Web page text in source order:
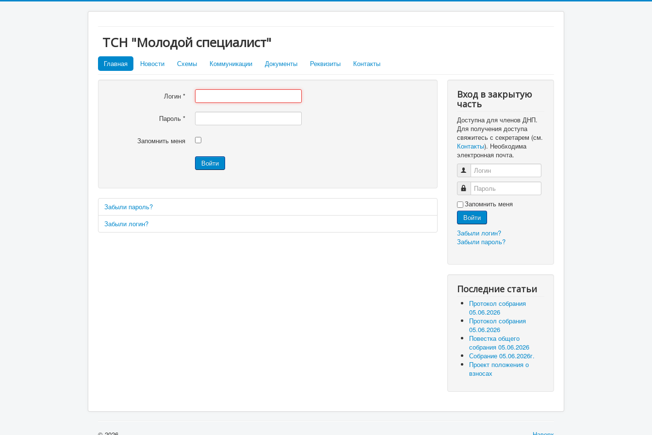
ТСН "Молодой специалист"
Главная Новости Схемы Коммуникации Документы Реквизиты Контакты
Логин *
Пароль *
Запомнить меня
Войти
Забыли пароль?
Забыли логин?
Вход в закрытую
часть
Доступна для членов ДНП.
Для получения доступа
свяжитесь с секретарем (см.
Контакты). Необходима
электронная почта.
Логин
Пароль
Запомнить меня
Войти
Забыли логин?
Забыли пароль?
Последние статьи
Протокол собрания
05.06.2026
Протокол собрания
05.06.2026
Повестка общего
собрания 05.06.2026
Собрание 05.06.2026г.
Проект положения о
взносах